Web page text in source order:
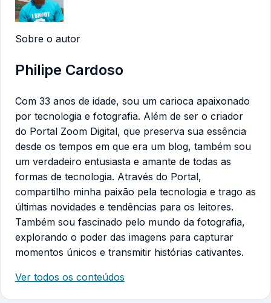
Sobre o autor
Philipe Cardoso
Com 33 anos de idade, sou um carioca apaixonado
por tecnologia e fotografia. Além de ser o criador
do Portal Zoom Digital, que preserva sua essência
desde os tempos em que era um blog, também sou
um verdadeiro entusiasta e amante de todas as
formas de tecnologia. Através do Portal,
compartilho minha paixão pela tecnologia e trago as
últimas novidades e tendências para os leitores.
Também sou fascinado pelo mundo da fotografia,
explorando o poder das imagens para capturar
momentos únicos e transmitir histórias cativantes.
Ver todos os conteúdos